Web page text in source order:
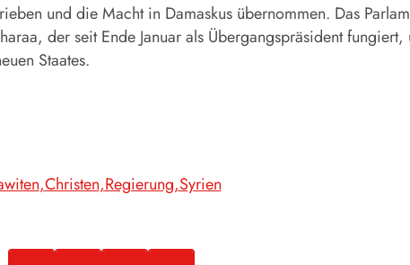
und die Macht in Damaskus übernommen. Das
der seit Ende Januar als Übergangspräsident
Staates.
Christen Regierung Syrien